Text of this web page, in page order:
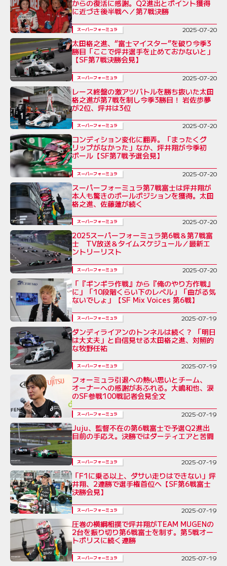
からの復活に感謝。Q2進出とポイント獲得
に近づき後半戦へ／第7戦決勝
スーパーフォーミュラ 2025-07-20
太田格之進、“富士マイスター”を破り今季3
勝目「ここで坪井選手を止めておかないと」
【SF第7戦決勝会見】
スーパーフォーミュラ 2025-07-20
レース終盤の激アツバトルを勝ち抜いた太田
格之進が第7戦を制し今季3勝目！ 岩佐歩夢
が2位、坪井は3位
スーパーフォーミュラ 2025-07-20
コンディション変化に翻弄。「まったくグ
リップがなかった」なか、坪井翔が今季初
ポール【SF第7戦予選会見】
スーパーフォーミュラ 2025-07-20
スーパーフォーミュラ第7戦富士は坪井翔が
本人も驚きのポールポジションを獲得。太田
格之進、佐藤蓮が続く
スーパーフォーミュラ 2025-07-20
2025スーパーフォーミュラ第6戦＆第7戦富
士 TV放送＆タイムスケジュール／最新エ
ントリーリスト
スーパーフォーミュラ 2025-07-20
「『ギンギラ作戦』から『俺のやり方作戦』
に」「10段階くらい下のレベル」「曲がる気
ないでしょ」【SF Mix Voices 第6戦】
スーパーフォーミュラ 2025-07-19
ダンディライアンのトンネルは続く？ 「明日
は大丈夫」と自信見せる太田格之進、対照的
な牧野任祐
スーパーフォーミュラ 2025-07-19
フォーミュラ引退への熱い思いとチーム、
オーナーへの感謝があふれる。大嶋和也、涙
のSF参戦100戦記者会見全文
スーパーフォーミュラ 2025-07-19
Juju、監督不在の第6戦富士で予選Q2進出
目前の手応え。決勝ではダーティエアと苦闘
スーパーフォーミュラ 2025-07-19
「F1に乗る以上、ダサい走りはできない」坪
井翔、2連勝で選手権首位へ【SF第6戦富士
決勝会見】
スーパーフォーミュラ 2025-07-19
圧巻の横綱相撲で坪井翔がTEAM MUGENの
2台を振り切り第6戦富士を制す。第5戦オー
トポリスに続く連勝
スーパーフォーミュラ 2025-07-19